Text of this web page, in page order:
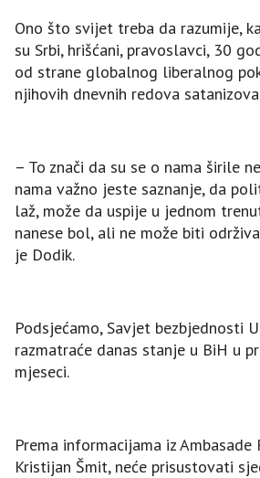
Ono što svijet treba da razumije,
su Srbi, hrišćani, pravoslavci, 30
od strane globalnog liberalnog
njihovih dnevnih redova
– To znači da su se o nama širile
nama važno jeste saznanje, da
laž, može da uspije u jednom
nanese bol, ali ne može biti
je Dodik.
Podsjećamo, Savjet bezbjednosti
razmatraće danas stanje u BiH u
mjeseci.
Prema informacijama iz Ambasade
Kristijan Šmit, neće prisustovati